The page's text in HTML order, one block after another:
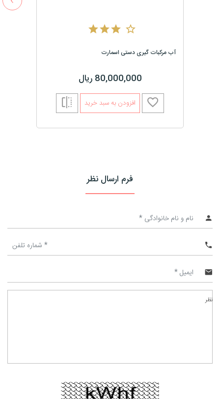
آب مرکبات گیری دستی اسمارت
80,000,000 ریال
افزودن به سبد خرید
فرم ارسال نظر
نظر